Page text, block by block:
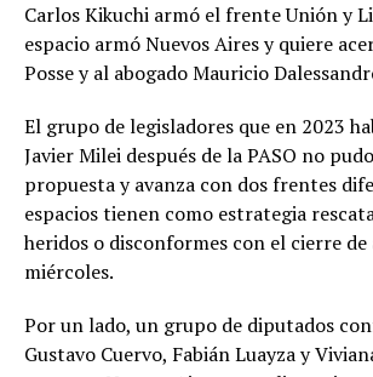
Carlos Kikuchi armó el frente Unión y
espacio armó Nuevos Aires y quiere
Posse y al abogado Mauricio
El grupo de legisladores que en 2023
Javier Milei después de la PASO no
propuesta y avanza con dos frentes
espacios tienen como estrategia
heridos o disconformes con el cierre de
miércoles.
Por un lado, un grupo de diputados
Gustavo Cuervo, Fabián Luayza y